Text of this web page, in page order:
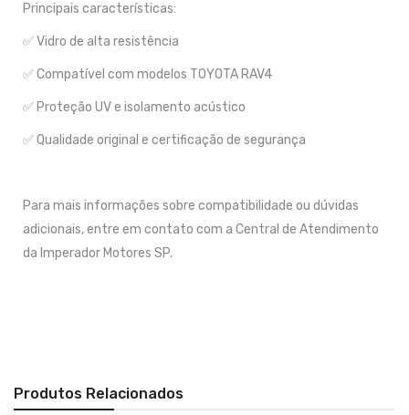
Principais características:
✅ Vidro de alta resistência
✅ Compatível com modelos TOYOTA RAV4
✅ Proteção UV e isolamento acústico
✅ Qualidade original e certificação de segurança
Para mais informações sobre compatibilidade ou dúvidas
adicionais, entre em contato com a Central de Atendimento
da Imperador Motores SP.
Produtos Relacionados